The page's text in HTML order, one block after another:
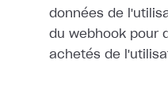
données de
du webhook pour
achetés de